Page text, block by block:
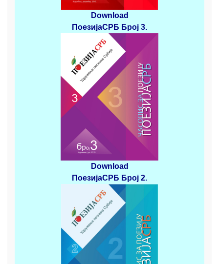
Download
ПоезијаСРБ Број 3.
Download
ПоезијаСРБ Број 2.